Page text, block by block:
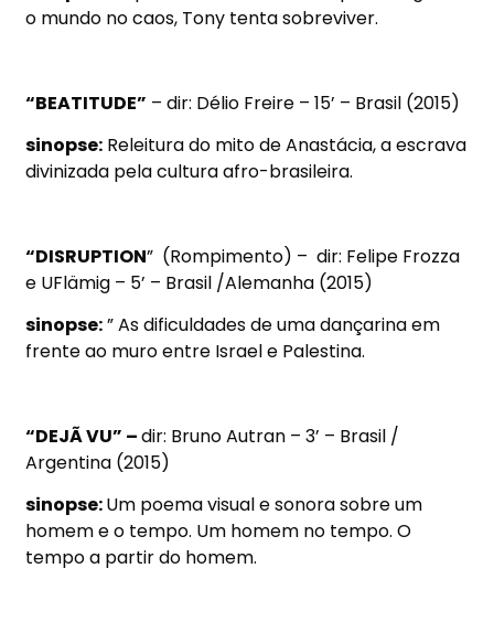
o mundo no caos, Tony tenta sobreviver.
“BEATITUDE” – dir: Délio Freire – 15’ – Brasil (2015)
sinopse: Releitura do mito de Anastácia, a escrava
divinizada pela cultura afro-brasileira.
“DISRUPTION” (Rompimento) – dir: Felipe Frozza
e UFlämig – 5’ – Brasil /Alemanha (2015)
sinopse:” As dificuldades de uma dançarina em
frente ao muro entre Israel e Palestina.
“DEJÃ VU” –dir: Bruno Autran – 3’ – Brasil /
Argentina (2015)
sinopse:Um poema visual e sonora sobre um
homem e o tempo. Um homem no tempo. O
tempo a partir do homem.